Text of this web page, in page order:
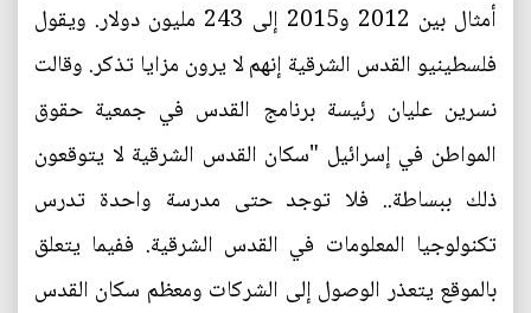
أمثال بين 2012 و2015 إلى 243 مليون دولار. ويقول
فلسطينيو القدس الشرقية إنهم لا يرون مزايا تذكر. وقالت
نسرين عليان رئيسة برنامج القدس في جمعية حقوق
المواطن في إسرائيل "سكان القدس الشرقية لا يتوقعون
ذلك ببساطة.. فلا توجد حتى مدرسة واحدة تدرس
تكنولوجيا المعلومات في القدس الشرقية. ففيما يتعلق
بالموقع يتعذر الوصول إلى الشركات ومعظم سكان القدس